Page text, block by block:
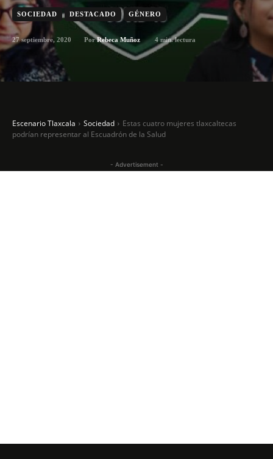
SOCIEDAD DESTACADO GÉNERO
27 septiembre, 2020 Por Rebeca Muñoz 4 min. lectura
Escenario Tlaxcala Sociedad
Estas cuatro mujeres tlaxcaltecas
podrían representar al Escuadrón de la Salud
- Advertisement -